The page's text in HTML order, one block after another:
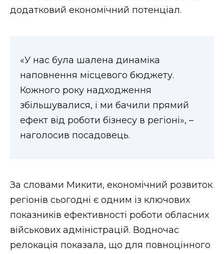
додатковий економічний потенціал.
«У нас була шалена динаміка
наповнення місцевого бюджету.
Кожного року надходження
збільшувалися, і ми бачили прямий
ефект від роботи бізнесу в регіоні», –
наголосив посадовець.
За словами Микити, економічний розвиток
регіонів сьогодні є одним із ключових
показників ефективності роботи обласних
військових адміністрацій. Водночас
релокація показала, що для повноцінного